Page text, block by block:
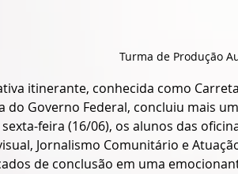
Turma de Produção
itinerante, conhecida como
do Governo Federal, concluiu mais
feira (16/06), os alunos das
Jornalismo Comunitário e
de conclusão em uma